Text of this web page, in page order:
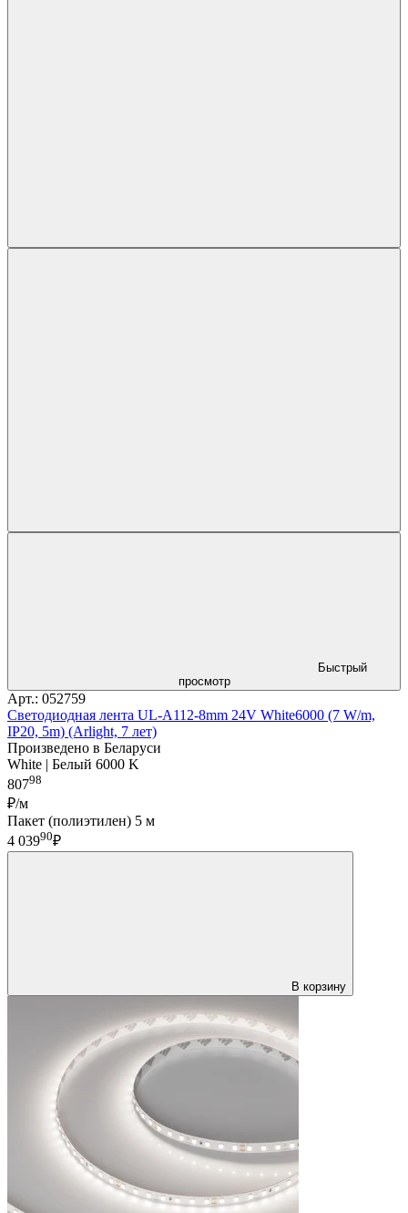
Быстрый
просмотр
Арт.: 052759
Светодиодная лента UL-A112-8mm 24V White6000 (7 W/m,
IP20, 5m) (Arlight, 7 лет)
Произведено в Беларуси
White | Белый 6000 K
80798
₽/м
Пакет (полиэтилен) 5 м
4 03990₽
В корзину